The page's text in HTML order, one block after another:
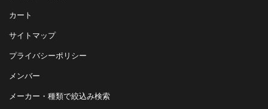
カート
サイトマップ
プライバシーポリシー
メンバー
メーカー・種類で絞込み検索